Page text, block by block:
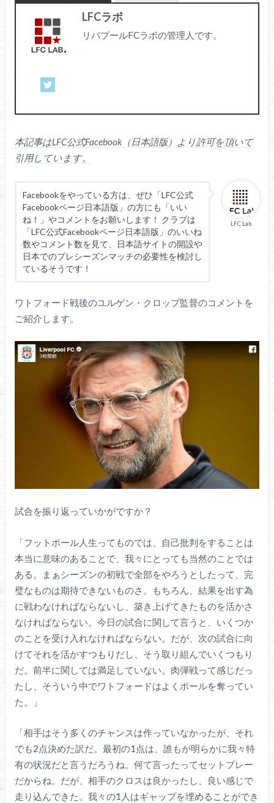
LFCラボ
リバプールFCラボの管理人です。
本記事はLFC公式Facebook（日本語版）より許可を頂いて
引用しています。
LFC Lab
Facebookをやっている方は、ぜひ「LFC公式
Facebookページ日本語版」の方にも「いい
ね！」やコメントをお願いします！ クラブは
「LFC公式Facebookページ日本語版」のいいね
数やコメント数を見て、日本語サイトの開設や
日本でのプレシーズンマッチの必要性を検討し
ているそうです！
ワトフォード戦後のユルゲン・クロップ監督のコメントを
ご紹介します。
試合を振り返っていかがですか？
「フットボール人生ってものでは、自己批判をすることは
本当に意味のあることで、我々にとっても当然のことでは
ある。まぁシーズンの初戦で全部をやろうとしたって、完
璧なものは期待できないものさ。もちろん、結果を出す為
に戦わなければならないし、築き上げてきたものを活かさ
なければならない。今日の試合に関して言うと、いくつか
のことを受け入れなければならない。だが、次の試合に向
けてそれを活かすつもりだし、そう取り組んでいくつもり
だ。前半に関しては満足していない。肉弾戦って感じだっ
たし、そういう中でワトフォードはよくボールを奪ってい
た。」
「相手はそう多くのチャンスは作っていなかったが、それ
でも2点決めた訳だ。最初の1点は、誰もが明らかに我々特
有の状況だと言うだろうね。何て言ったってセットプレー
だからね。だが、相手のクロスは良かったし、良い感じで
走り込んできた。我々の1人はギャップを埋めることができ